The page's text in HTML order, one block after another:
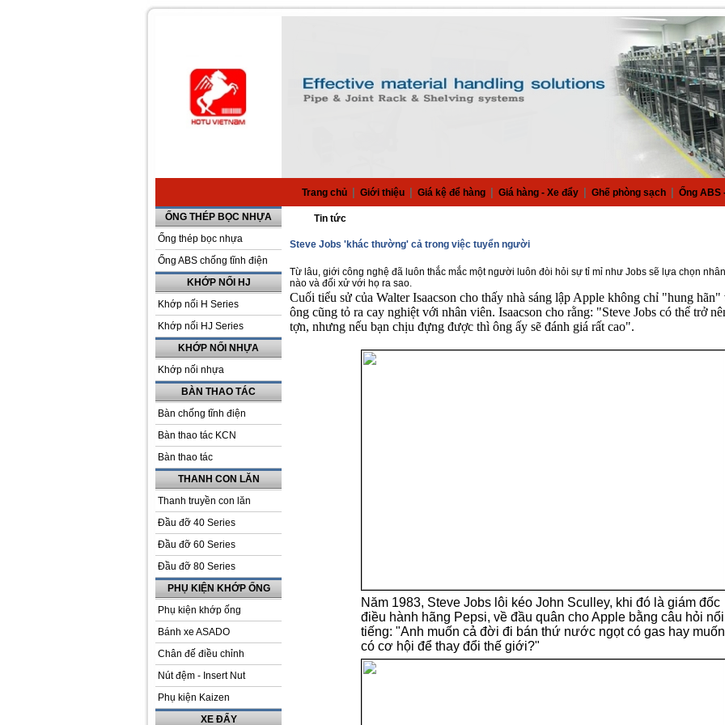
Trang chủ Giới thiệu Giá kệ để hàng Giá hàng - Xe đẩy Ghế phòng sạch Ống ABS
ỐNG THÉP BỌC NHỰA
Ống thép bọc nhựa
Ống ABS chống tĩnh điện
KHỚP NỐI HJ
Khớp nối H Series
Khớp nối HJ Series
KHỚP NỐI NHỰA
Khớp nối nhựa
BÀN THAO TÁC
Bàn chống tĩnh điện
Bàn thao tác KCN
Bàn thao tác
THANH CON LĂN
Thanh truyền con lăn
Đầu đỡ 40 Series
Đầu đỡ 60 Series
Đầu đỡ 80 Series
PHỤ KIỆN KHỚP ỐNG
Phụ kiện khớp ống
Bánh xe ASADO
Chân đế điều chỉnh
Nút đệm - Insert Nut
Phụ kiện Kaizen
XE ĐẨY
Tin tức
Steve Jobs 'khác thường' cả trong việc tuyển người
Từ lâu, giới công nghệ đã luôn thắc mắc một người luôn đòi hỏi sự tỉ mỉ như Jobs sẽ lựa chọn
nào và đối xử với họ ra sao.
Cuối tiểu sử của Walter Isaacson cho thấy nhà sáng lập Apple không chỉ "hung
ông cũng tỏ ra cay nghiệt với nhân viên. Isaacson cho rằng: "Steve Jobs có thể trở
tợn, nhưng nếu bạn chịu đựng được thì ông ấy sẽ đánh giá rất cao".
Năm 1983, Steve Jobs lôi kéo John Sculley, khi đó là giám đốc
điều hành hãng Pepsi, về đầu quân cho Apple bằng câu hỏi nổi
tiếng: "Anh muốn cả đời đi bán thứ nước ngọt có gas hay muốn
có cơ hội để thay đổi thế giới?"